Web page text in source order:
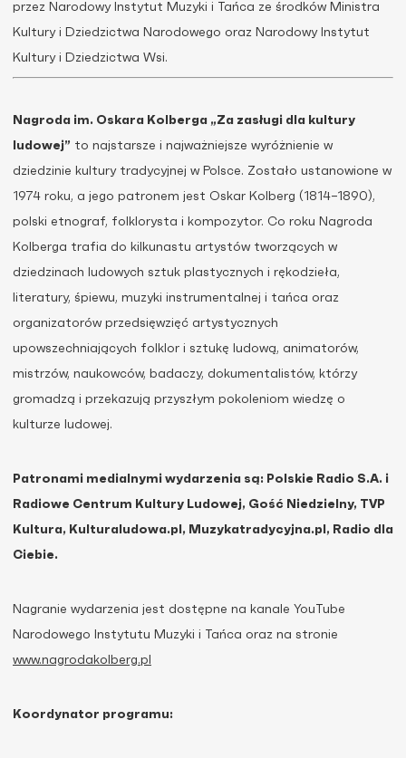
przez Narodowy Instytut Muzyki i Tańca ze środków Ministra
Kultury i Dziedzictwa Narodowego oraz Narodowy Instytut
Kultury i Dziedzictwa Wsi.
Nagroda im. Oskara Kolberga „Za zasługi dla kultury
ludowej” to najstarsze i najważniejsze wyróżnienie w
dziedzinie kultury tradycyjnej w Polsce. Zostało ustanowione w
1974 roku, a jego patronem jest Oskar Kolberg (1814–1890),
polski etnograf, folklorysta i kompozytor. Co roku Nagroda
Kolberga trafia do kilkunastu artystów tworzących w
dziedzinach ludowych sztuk plastycznych i rękodzieła,
literatury, śpiewu, muzyki instrumentalnej i tańca oraz
organizatorów przedsięwzięć artystycznych
upowszechniających folklor i sztukę ludową, animatorów,
mistrzów, naukowców, badaczy, dokumentalistów, którzy
gromadzą i przekazują przyszłym pokoleniom wiedzę o
kulturze ludowej.
Patronami medialnymi wydarzenia są: Polskie Radio S.A. i
Radiowe Centrum Kultury Ludowej, Gość Niedzielny, TVP
Kultura, Kulturaludowa.pl, Muzykatradycyjna.pl, Radio dla
Ciebie.
Nagranie wydarzenia jest dostępne na kanale YouTube
Narodowego Instytutu Muzyki i Tańca oraz na stronie
www.nagrodakolberg.pl
Koordynator programu: